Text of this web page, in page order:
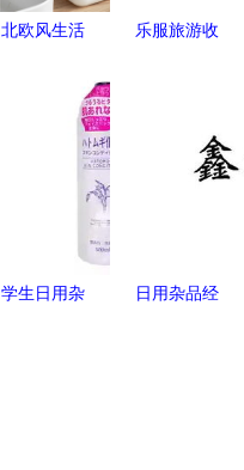
北欧风生活
用一款掀盖
手提篮点亮
乐服旅游收
出行整理的
艺术之选
学生日用杂
日用杂品经